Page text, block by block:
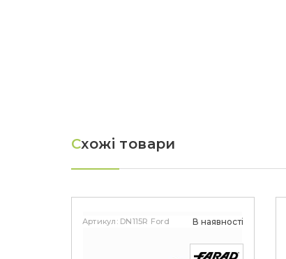
Схожі товари
Артикул: DN115R Ford В наявності